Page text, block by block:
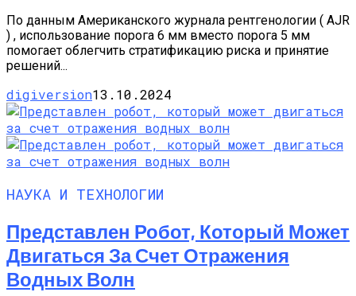
По данным Американского журнала рентгенологии ( AJR
) , использование порога 6 мм вместо порога 5 мм
помогает облегчить стратификацию риска и принятие
решений...
digiversion13.10.2024
НАУКА И ТЕХНОЛОГИИ
Представлен Робот, Который Может
Двигаться За Счет Отражения
Водных Волн